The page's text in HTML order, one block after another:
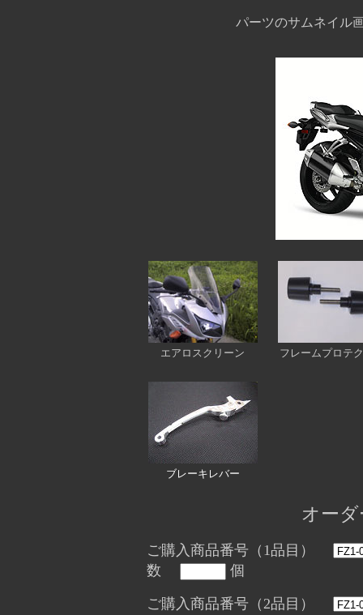
パーツのサムネイル
エアロスクリーン フレームプロテ
ブレーキレバー
オー
ご購入商品番号（1品目）
数
個
ご購入商品番号（2品目）